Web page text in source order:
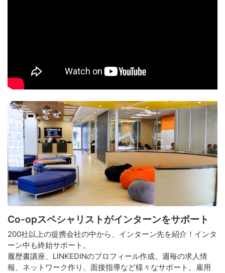
Co-opスペシャリストがインターンをサポート
200社以上の提携会社の中から、インターン先を紹介！インタ
ーン中も終始サポート。
履歴書講座、LINKEDINのプロフィール作成、週毎の求人情
報、ネットワーク作り、面接指導など様々なサポート。雇用